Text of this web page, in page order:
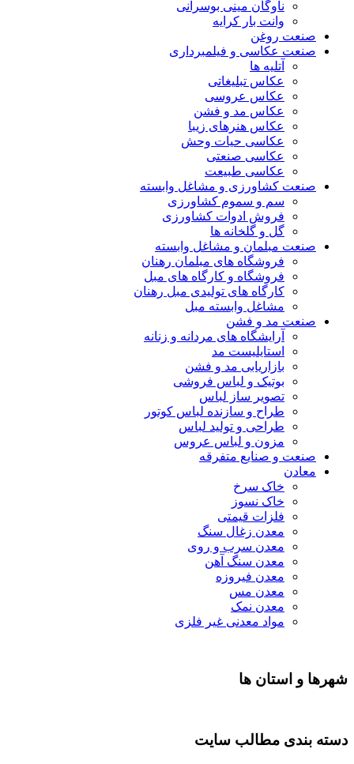
ناوگان مینی بوسرانی
وانت بار کرایه
صنعت روغن
صنعت عکاسی و فیلمبرداری
آتلیه ها
عکاس تبلیغاتی
عکاس عروسی
عکاس مد و فشن
عکاس هنرهای زیبا
عکاسی حیات وحش
عکاسی صنعتی
عکاسی طبیعت
صنعت کشاورزی و مشاغل وابسته
سم و سموم کشاورزی
فروش ادوات کشاورزی
گل و گلخانه ها
صنعت مبلمان و مشاغل وابسته
فروشگاه های مبلمان رهنان
فروشگاه و کارگاه های مبل
کارگاه های تولیدی مبل رهنان
مشاغل وابسته مبل
صنعت مد و فشن
آرایشگاه های مردانه و زنانه
استایلیست مد
بازاریابی مد و فشن
بوتیک و لباس فروشی
تصویر ساز لباس
طراح و سازنده لباس کوتور
طراحی و تولید لباس
مزون و لباس عروس
صنعت و صنایع متفرقه
معادن
خاک سرخ
خاک نسوز
فلزات قیمتی
معدن زغال سنگ
معدن سرب و روی
معدن سنگ آهن
معدن فیروزه
معدن مس
معدن نمک
مواد معدنی غیر فلزی
شهرها و استان ها
دسته بندی مطالب سایت